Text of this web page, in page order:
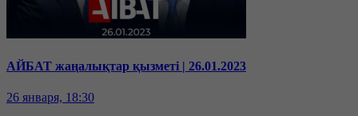
АЙБАТ жаңалықтар қызметі | 26.01.2023
26 января, 18:30